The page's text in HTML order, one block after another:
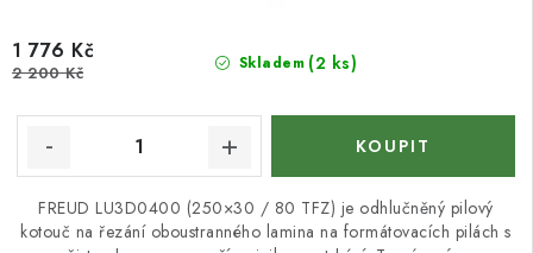
Skladem (2 ks)
1 776 Kč
2 200 Kč
FREUD LU3D0400 (250×30 / 80 TFZ) je odhlučněný pilový
kotouč na řezání oboustranného lamina na formátovacích pilách s